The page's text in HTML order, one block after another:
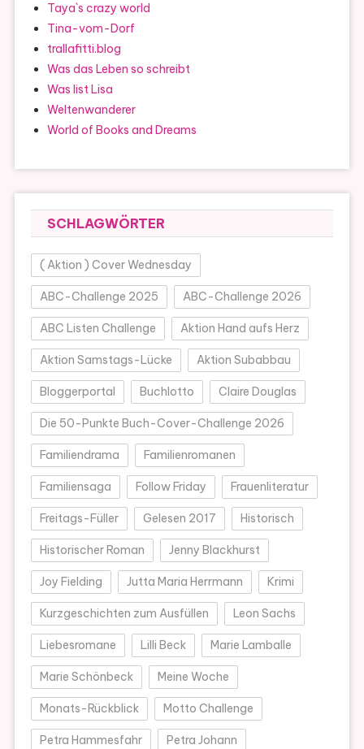
Taya`s crazy world
Tina-vom-Dorf
trallafitti.blog
Was das Leben so schreibt
Was list Lisa
Weltenwanderer
World of Books and Dreams
SCHLAGWÖRTER
( Aktion ) Cover Wednesday
ABC-Challenge 2025 ABC-Challenge 2026
ABC Listen Challenge Aktion Hand aufs Herz
Aktion Samstags-Lücke Aktion Subabbau
Bloggerportal Buchlotto Claire Douglas
Die 50-Punkte Buch-Cover-Challenge 2026
Familiendrama Familienromanen
Familiensaga Follow Friday Frauenliteratur
Freitags-Füller Gelesen 2017 Historisch
Historischer Roman Jenny Blackhurst
Joy Fielding Jutta Maria Herrmann Krimi
Kurzgeschichten zum Ausfüllen Leon Sachs
Liebesromane Lilli Beck Marie Lamballe
Marie Schönbeck Meine Woche
Monats-Rückblick Motto Challenge
Petra Hammesfahr Petra Johann